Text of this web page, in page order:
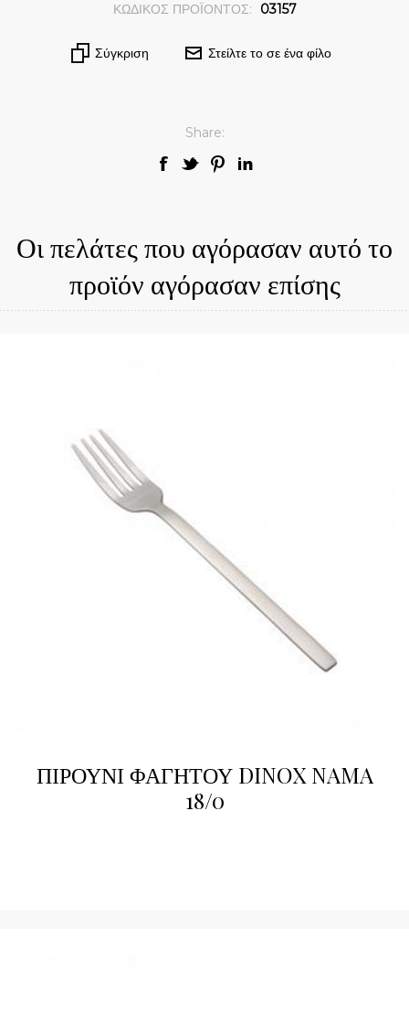
ΚΩΔΙΚΟΣ ΠΡΟΪΟΝΤΟΣ:
03157
Σύγκριση Στείλτε το σε ένα φίλο
Share:
Οι πελάτες που αγόρασαν αυτό το
προϊόν αγόρασαν επίσης
ΠΙΡΟΥΝΙ ΦΑΓΗΤΟΥ DINOX NAMA
18/0